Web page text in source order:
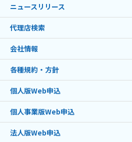
ニュースリリース
代理店検索
会社情報
各種規約・方針
個人版Web申込
個人事業版Web申込
法人版Web申込